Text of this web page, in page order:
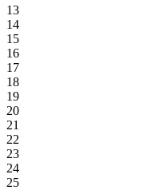
13
14
15
16
17
18
19
20
21
22
23
24
25